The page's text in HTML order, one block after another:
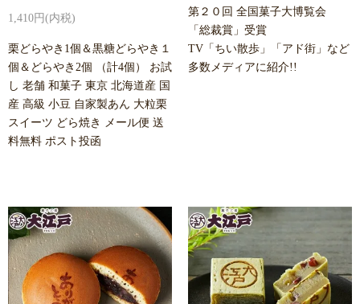
1,410円(内税)
栗どらやき1個＆黒糖どらやき１
個＆どらやき2個 （計4個） お試
し 老舗 和菓子 東京 北海道産 国
産 高級 小豆 自家製あん 大粒栗
スイーツ どら焼き メール便 送
料無料 ポスト投函
第２０回 全国菓子大博覧会
「総裁賞」受賞
TV「ちい散歩」「アド街」など
多数メディアに紹介!!